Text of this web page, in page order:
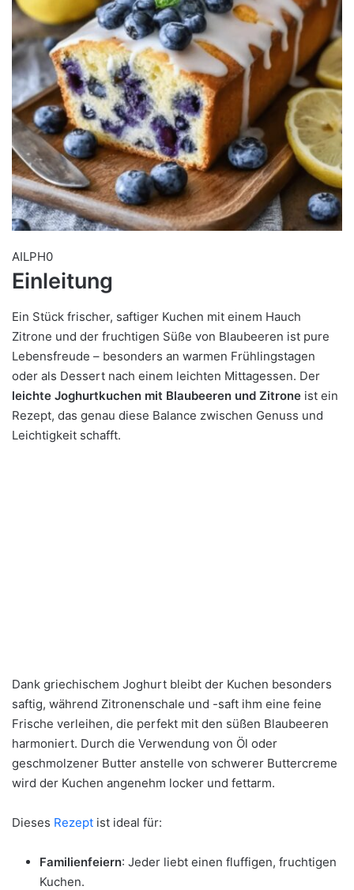
AILPH0
Einleitung
Ein Stück frischer, saftiger Kuchen mit einem Hauch
Zitrone und der fruchtigen Süße von Blaubeeren ist pure
Lebensfreude – besonders an warmen Frühlingstagen
oder als Dessert nach einem leichten Mittagessen. Der
leichte Joghurtkuchen mit Blaubeeren und Zitrone ist ein
Rezept, das genau diese Balance zwischen Genuss und
Leichtigkeit schafft.
Dank griechischem Joghurt bleibt der Kuchen besonders
saftig, während Zitronenschale und -saft ihm eine feine
Frische verleihen, die perfekt mit den süßen Blaubeeren
harmoniert. Durch die Verwendung von Öl oder
geschmolzener Butter anstelle von schwerer Buttercreme
wird der Kuchen angenehm locker und fettarm.
Dieses Rezept ist ideal für:
Familienfeiern: Jeder liebt einen fluffigen, fruchtigen
Kuchen.